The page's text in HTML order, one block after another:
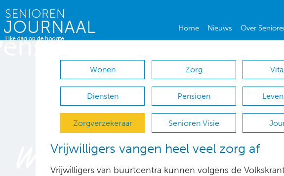
Home Nieuws Over
Wonen Zorg
Diensten Pensioen
Zorgverzekeraar Senioren Visie
Vrijwilligers vangen heel veel zorg af
Vrijwilligers van buurtcentra kunnen volgens de